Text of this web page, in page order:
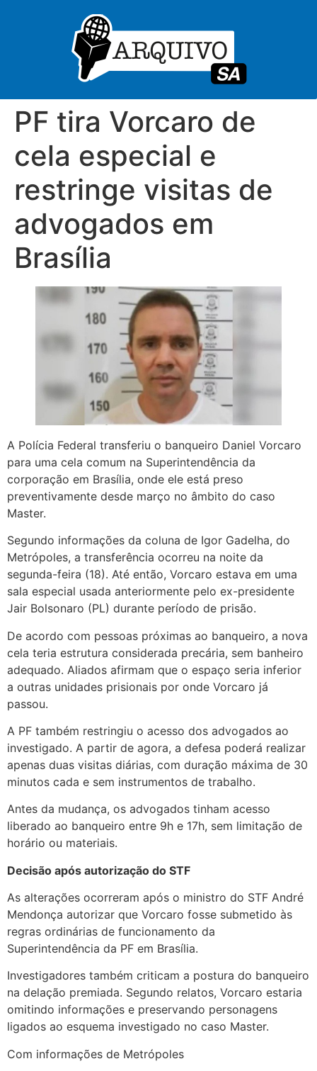
PF tira Vorcaro de
cela especial e
restringe visitas de
advogados em
Brasília
A Polícia Federal transferiu o banqueiro Daniel Vorcaro
para uma cela comum na Superintendência da
corporação em Brasília, onde ele está preso
preventivamente desde março no âmbito do caso
Master.
Segundo informações da coluna de Igor Gadelha, do
Metrópoles, a transferência ocorreu na noite da
segunda-feira (18). Até então, Vorcaro estava em uma
sala especial usada anteriormente pelo ex-presidente
Jair Bolsonaro (PL) durante período de prisão.
De acordo com pessoas próximas ao banqueiro, a nova
cela teria estrutura considerada precária, sem banheiro
adequado. Aliados afirmam que o espaço seria inferior
a outras unidades prisionais por onde Vorcaro já
passou.
A PF também restringiu o acesso dos advogados ao
investigado. A partir de agora, a defesa poderá realizar
apenas duas visitas diárias, com duração máxima de 30
minutos cada e sem instrumentos de trabalho.
Antes da mudança, os advogados tinham acesso
liberado ao banqueiro entre 9h e 17h, sem limitação de
horário ou materiais.
Decisão após autorização do STF
As alterações ocorreram após o ministro do STF André
Mendonça autorizar que Vorcaro fosse submetido às
regras ordinárias de funcionamento da
Superintendência da PF em Brasília.
Investigadores também criticam a postura do banqueiro
na delação premiada. Segundo relatos, Vorcaro estaria
omitindo informações e preservando personagens
ligados ao esquema investigado no caso Master.
Com informações de Metrópoles